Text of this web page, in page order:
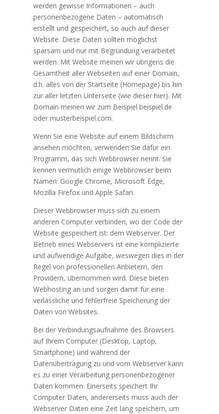
werden gewisse Informationen – auch
personenbezogene Daten – automatisch
erstellt und gespeichert, so auch auf dieser
Website. Diese Daten sollten möglichst
sparsam und nur mit Begründung verarbeitet
werden. Mit Website meinen wir übrigens die
Gesamtheit aller Webseiten auf einer Domain,
d.h. alles von der Startseite (Homepage) bis hin
zur aller letzten Unterseite (wie dieser hier). Mit
Domain meinen wir zum Beispiel beispiel.de
oder musterbeispiel.com.
Wenn Sie eine Website auf einem Bildschirm
ansehen möchten, verwenden Sie dafür ein
Programm, das sich Webbrowser nennt. Sie
kennen vermutlich einige Webbrowser beim
Namen: Google Chrome, Microsoft Edge,
Mozilla Firefox und Apple Safari.
Dieser Webbrowser muss sich zu einem
anderen Computer verbinden, wo der Code der
Website gespeichert ist: dem Webserver. Der
Betrieb eines Webservers ist eine komplizierte
und aufwendige Aufgabe, weswegen dies in der
Regel von professionellen Anbietern, den
Providern, übernommen wird. Diese bieten
Webhosting an und sorgen damit für eine
verlässliche und fehlerfreie Speicherung der
Daten von Websites.
Bei der Verbindungsaufnahme des Browsers
auf Ihrem Computer (Desktop, Laptop,
Smartphone) und während der
Datenübertragung zu und vom Webserver kann
es zu einer Verarbeitung personenbezogener
Daten kommen. Einerseits speichert Ihr
Computer Daten, andererseits muss auch der
Webserver Daten eine Zeit lang speichern, um